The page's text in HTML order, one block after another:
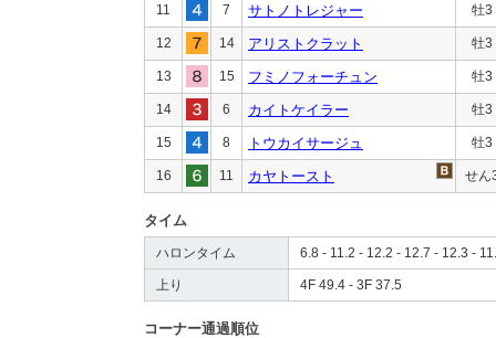
11 7 サトノトレジャー 牡3
12 14 アリストクラット 牡3
13 15 フミノフォーチュン 牡3
14 6 カイトケイラー 牡3
15 8 トウカイサージュ 牡3
16 11 カヤトースト せん
タイム
ハロンタイム 6.8 - 11.2 - 12.2 - 12.7 - 12.3 -
上り 4F 49.4 - 3F 37.5
コーナー通過順位